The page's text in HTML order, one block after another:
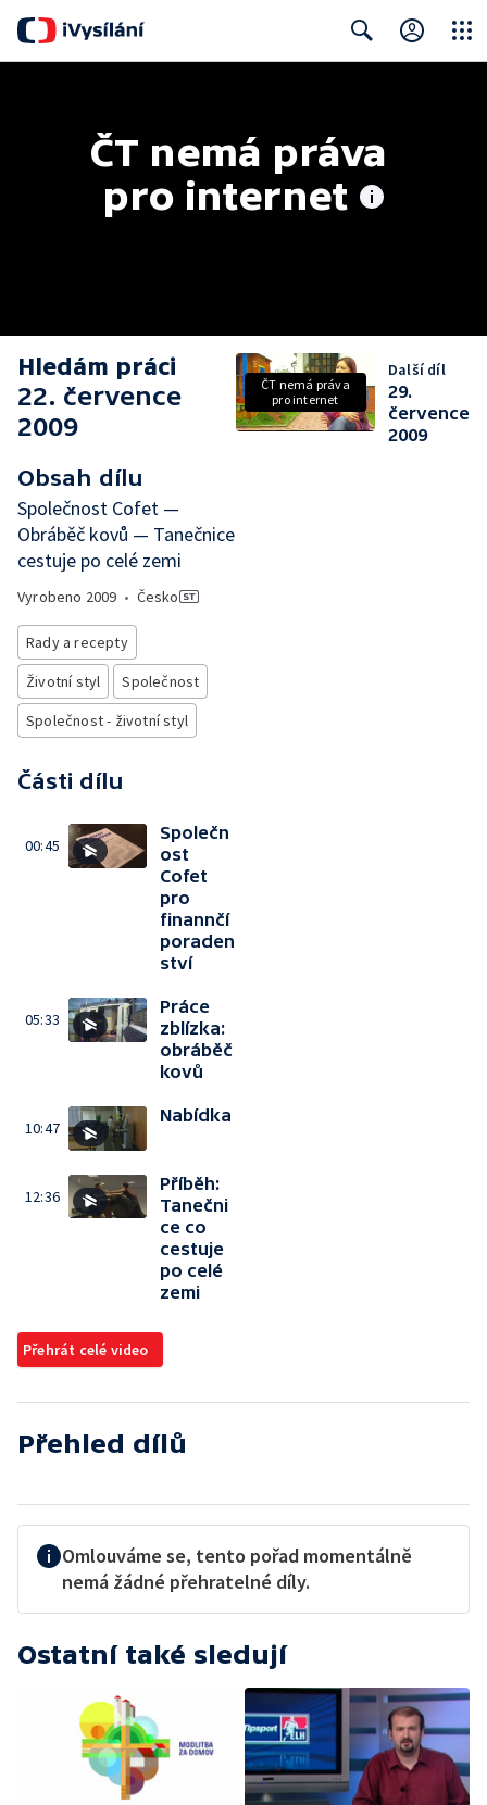
ČT nemá práva
pro internet
Hledám práci
22. července
2009
Obsah dílu
Společnost Cofet —
Obráběč kovů — Tanečnice
cestuje po celé zemi
Vyrobeno 2009 • Česko
Rady a recepty
Životní styl
Společnost
Společnost - životní styl
Části dílu
00:45
Společn
ost
Cofet
pro
finannčí
poraden
ství
05:33
Práce
zblízka:
obráběč
kovů
10:47
Nabídka
12:36
Příběh:
Tanečni
ce co
cestuje
po celé
zemi
Přehrát celé video
ČT nemá práva
pro internet
Další díl
29.
července
2009
Přehled dílů
Omlouváme se, tento pořad momentálně
nemá žádné přehratelné díly.
Ostatní také sledují